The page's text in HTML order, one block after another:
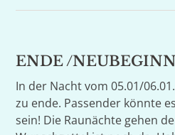
ENDE /NEUBEGINN
In der Nacht vom 05.01/
zu ende. Passender könnte
sein! Die Raunächte gehen